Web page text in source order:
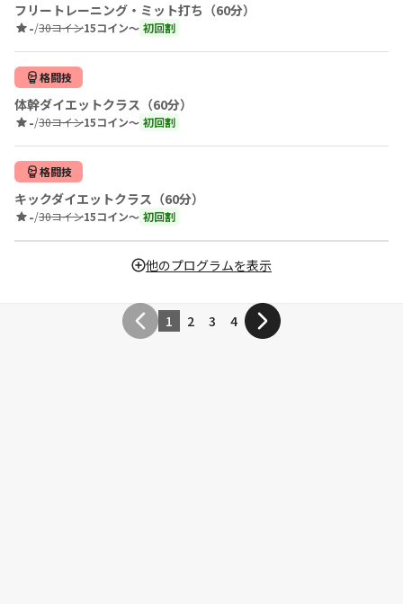
フリートレーニング・ミット打ち（60分）
-/30コイン15コイン〜 初回割
格闘技
体幹ダイエットクラス（60分）
-/30コイン15コイン〜 初回割
格闘技
キックダイエットクラス（60分）
-/30コイン15コイン〜 初回割
他のプログラムを表示
1 2 3 4